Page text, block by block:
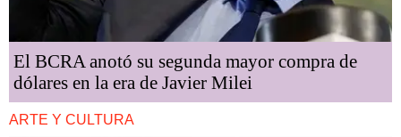
El BCRA anotó su segunda mayor compra de
dólares en la era de Javier Milei
ARTE Y CULTURA